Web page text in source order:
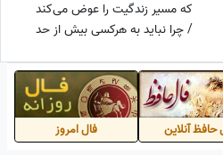
که مسیر زندگیت را عوض می‌کند
/ چرا نباید به هرکسی بیش از حد
حافظ آنلاین فال امروز